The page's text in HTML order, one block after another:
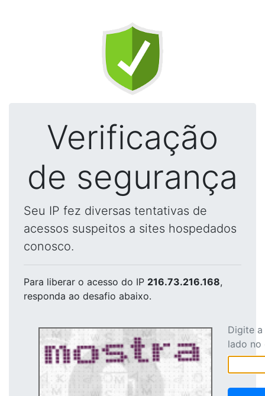
Verificação
de segurança
Seu IP fez diversas tentativas de
acessos suspeitos a sites hospedados
conosco.
Para liberar o acesso do IP 216.73.216.168,
responda ao desafio abaixo.
Digite
lado no